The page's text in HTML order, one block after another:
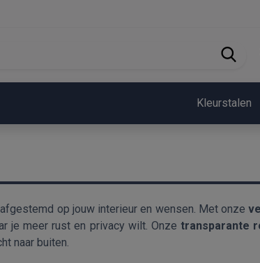
Kleurstalen
op jouw interieur en wensen. Met onze
je meer rust en privacy wilt. Onze transparante
naar buiten.